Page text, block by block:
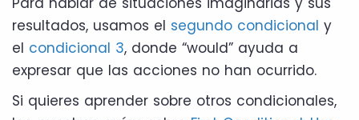
resultados, usamos el segundo condicional y
el condicional 3, donde “would” ayuda a
expresar que las acciones no han ocurrido.
Si quieres aprender sobre otros condicionales,